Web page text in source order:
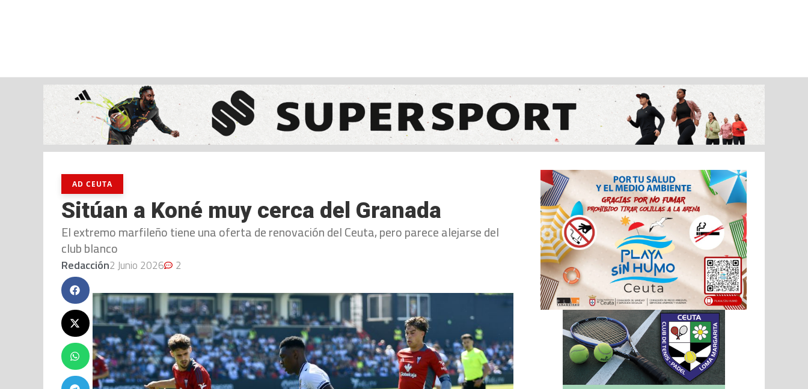
AD CEUTA
Sitúan a Koné muy cerca del Granada
El extremo marfileño tiene una oferta de renovación del Ceuta, pero parece alejarse del
club blanco
Redacción2 Junio 2026 2